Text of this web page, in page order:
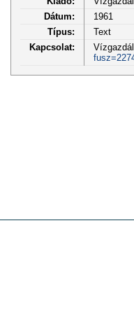
Dátum:
1961
Típus:
Text
Kapcsolat: